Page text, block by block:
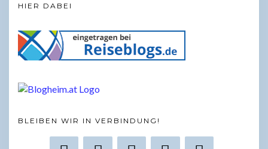
HIER DABEI
BLEIBEN WIR IN VERBINDUNG!